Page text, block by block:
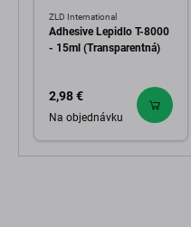
ZLD International
Adhesive Lepidlo T-8000
- 15ml (Transparentná)
2,98 €
Na objednávku